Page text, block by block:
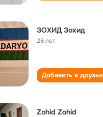
ЗОХИД Зохид
26 лет
Добавить в друзья
Zohid Zohid